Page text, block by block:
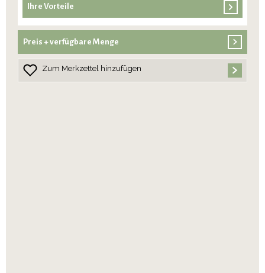
Ihre Vorteile
Preis + verfügbare Menge
Zum Merkzettel hinzufügen